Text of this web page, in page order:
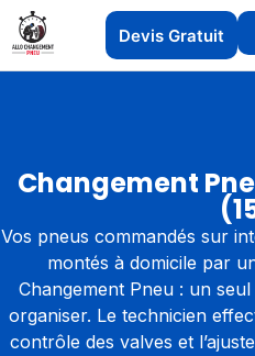
Devis Gratuit
Changement
Vos pneus commandés sur
montés à domicile par
Changement Pneu : un
organiser. Le technicien
contrôle des valves et